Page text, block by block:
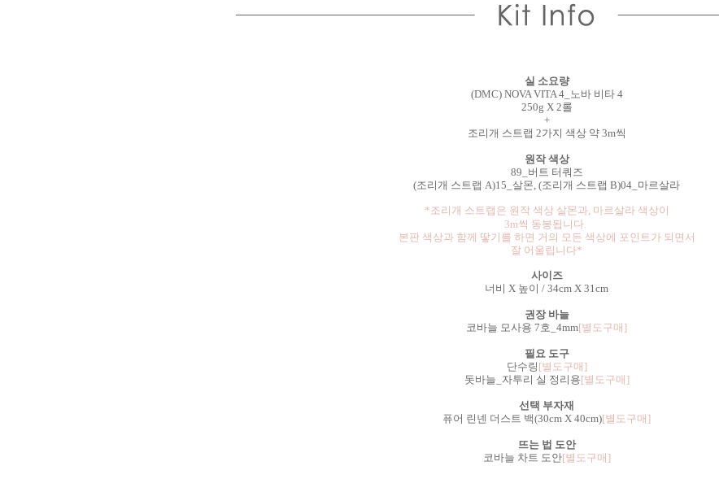
실 소요량
(DMC) NOVA VITA 4_노바 비타 4
250g X 2롤
+
조리개 스트랩 2가지 색상 약 3m씩
원작 색상
89_버트 터쿼즈
(조리개 스트랩 A)15_살몬, (조리개 스트랩 B)04_마르살라
*조리개 스트랩은 원작 색상 살몬과, 마르살라 색상이
3m씩 동봉됩니다.
본판 색상과 함께 땋기를 하면 거의 모든 색상에 포인트가 되면서
잘 어울립니다*
사이즈
너비 X 높이 / 34cm X 31cm
권장 바늘
코바늘 모사용 7호_4mm[별도구매]
필요 도구
단수링 [별도구매]
돗바늘_자투리 실 정리용[별도구매]
선택 부자재
퓨어 린넨 더스트 백(30cm X 40cm)[별도구매]
뜨는 법 도안
코바늘 차트 도안[별도구매]